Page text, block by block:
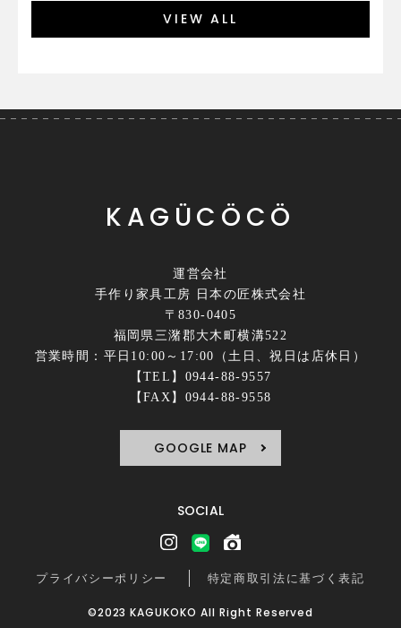
VIEW ALL
KAGÜCÖCÖ
運営会社
手作り家具工房 日本の匠株式会社
〒830-0405
福岡県三潴郡大木町横溝522
営業時間：平日10:00～17:00（土日、祝日は店休日）
【TEL】0944-88-9557
【FAX】0944-88-9558
GOOGLE MAP
SOCIAL
プライバシーポリシー 特定商取引法に基づく表記
©2023 KAGUKOKO All Right Reserved